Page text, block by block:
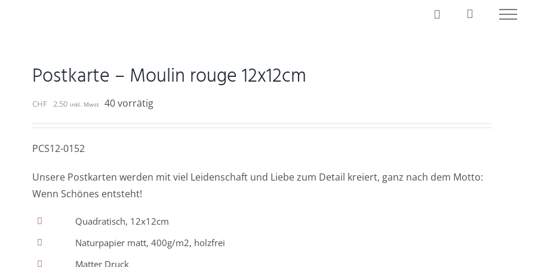
Postkarte – Moulin rouge 12x12cm
CHF 2.50 inkl. Mwst 40 vorrätig
PCS12-0152
Unsere Postkarten werden mit viel Leidenschaft und Liebe zum Detail kreiert, ganz nach dem Motto:
Wenn Schönes entsteht!
Quadratisch, 12x12cm
Naturpapier matt, 400g/m2, holzfrei
Matter Druck